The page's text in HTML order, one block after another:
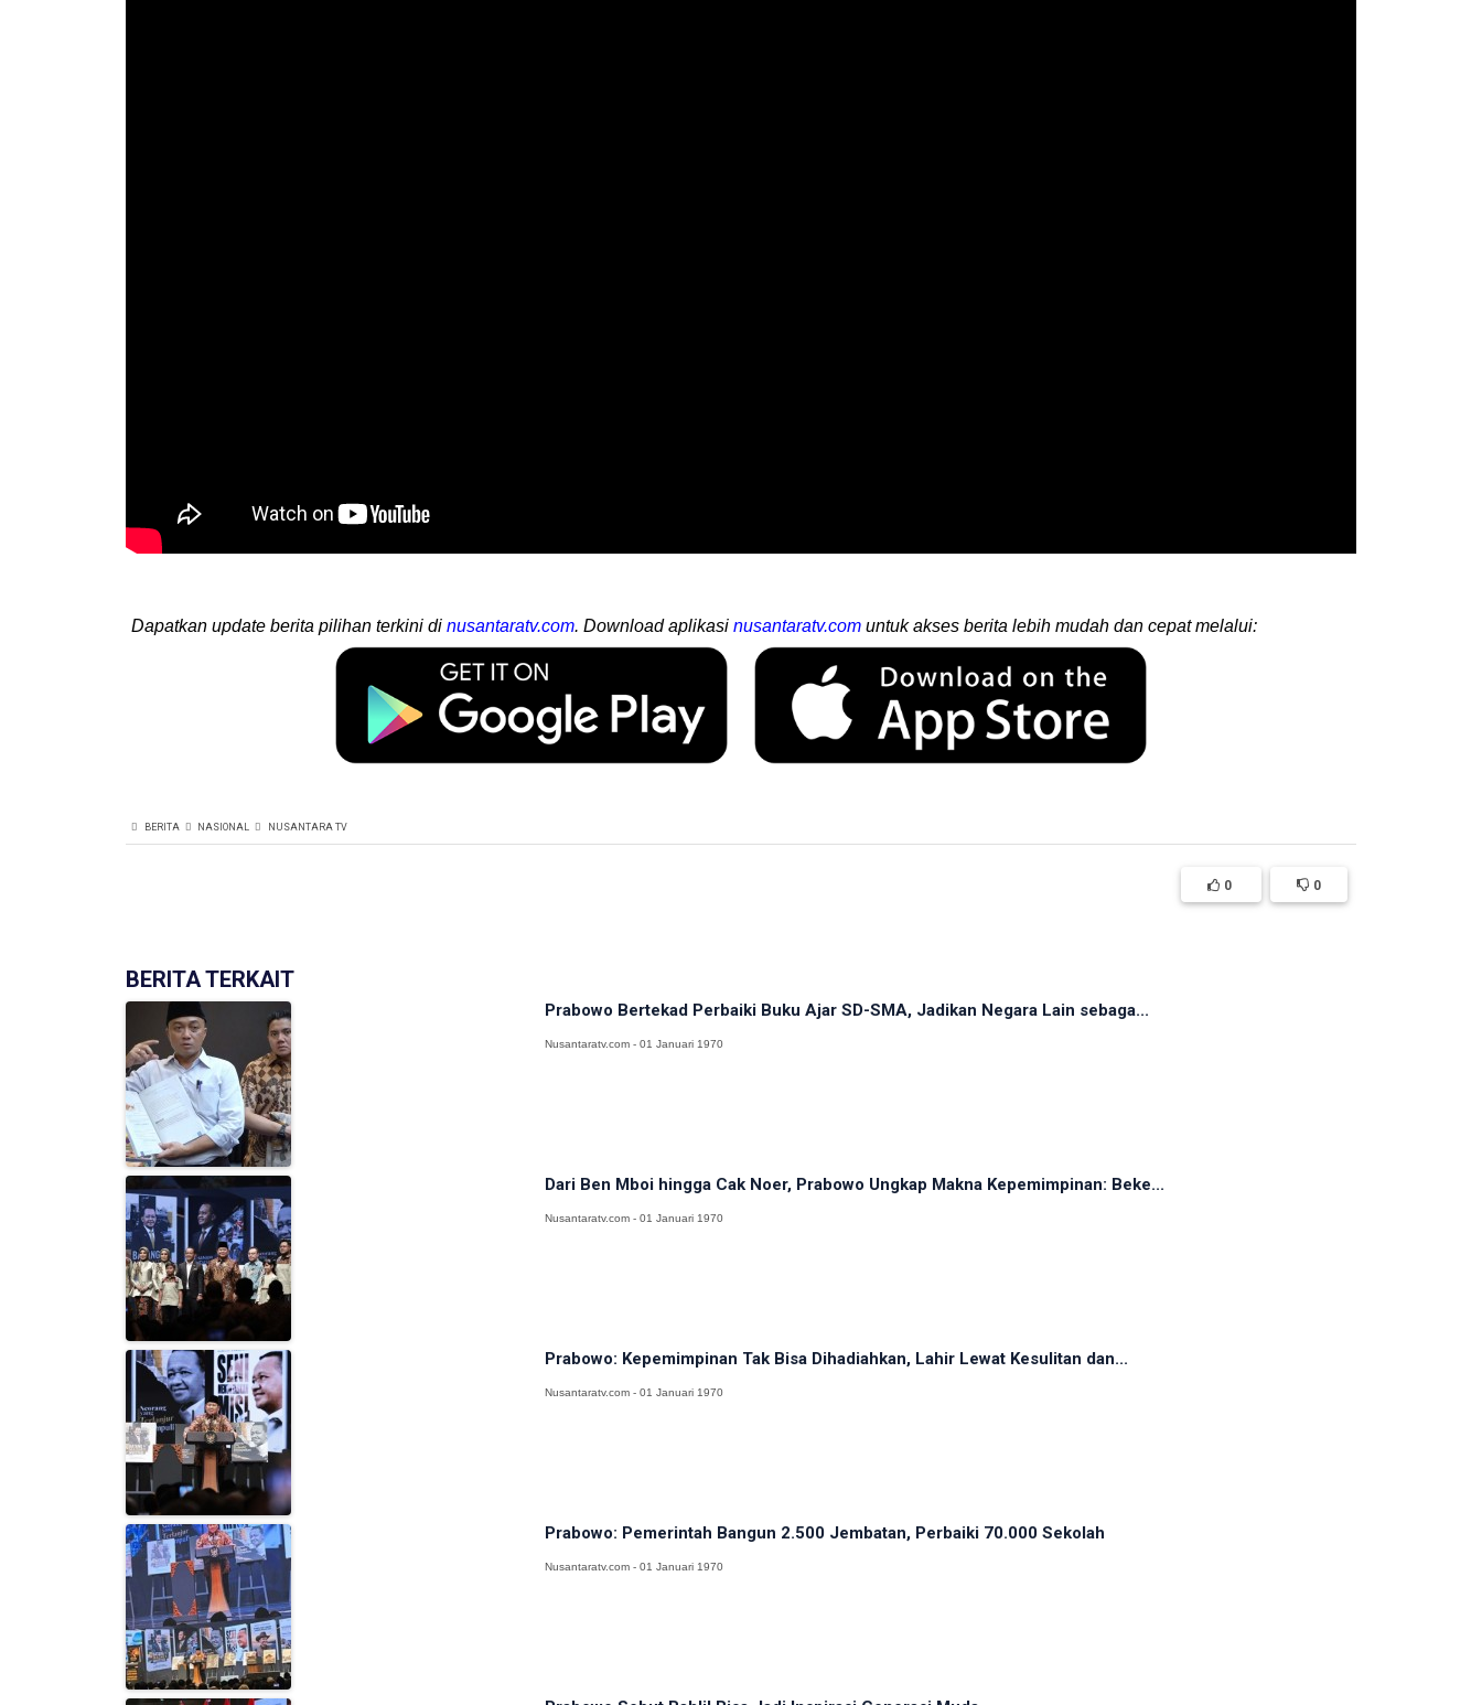
Dapatkan update berita pilihan terkini di nusantaratv.com. Download aplikasi nusantaratv.com untuk akses berita lebih mudah dan cepat melalui:
BERITA NASIONAL NUSANTARA TV
0 0
BERITA TERKAIT
Prabowo Bertekad Perbaiki Buku Ajar SD-SMA, Jadikan Negara Lain sebaga...
Nusantaratv.com - 01 Januari 1970
Dari Ben Mboi hingga Cak Noer, Prabowo Ungkap Makna Kepemimpinan: Beke...
Nusantaratv.com - 01 Januari 1970
Prabowo: Kepemimpinan Tak Bisa Dihadiahkan, Lahir Lewat Kesulitan dan...
Nusantaratv.com - 01 Januari 1970
Prabowo: Pemerintah Bangun 2.500 Jembatan, Perbaiki 70.000 Sekolah
Nusantaratv.com - 01 Januari 1970